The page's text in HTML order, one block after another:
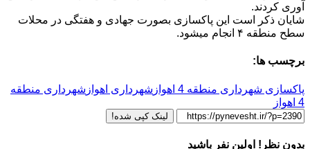
آوری کردند.
شایان ذکر است این پاکسازی بصورت جهادی و هفتگی در محلات
سطح منطقه ۴ انجام میشود.
برچسب ها:
پاکسازی شهرداری منطقه 4 اهواز شهرداری اهواز شهرداری منطقه
4 اهواز
لینک کپی شده!
بدون نظر! اولین نفر باشید